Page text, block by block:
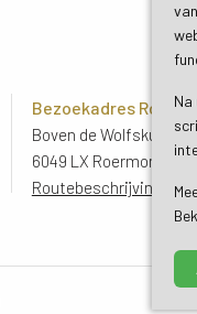
Na
Bezoekadres
Boven de Wolfskuil 3
6049 LX Roermond
Routebeschrijving